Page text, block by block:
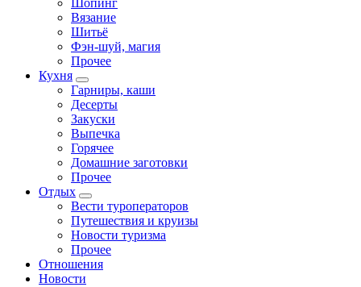
Шопинг
Вязание
Шитьё
Фэн-шуй, магия
Прочее
Кухня
Гарниры, каши
Десерты
Закуски
Выпечка
Горячее
Домашние заготовки
Прочее
Отдых
Вести туроператоров
Путешествия и круизы
Новости туризма
Прочее
Отношения
Новости